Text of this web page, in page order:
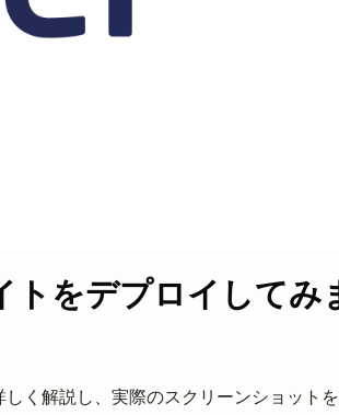
をデプロイしてみ
く解説し、実際のスクリーンショット